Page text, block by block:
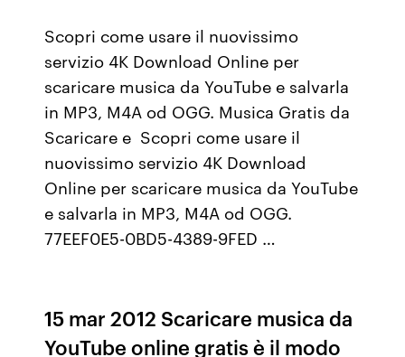
Scopri come usare il nuovissimo
servizio 4K Download Online per
scaricare musica da YouTube e salvarla
in MP3, M4A od OGG. Musica Gratis da
Scaricare e Scopri come usare il
nuovissimo servizio 4K Download
Online per scaricare musica da YouTube
e salvarla in MP3, M4A od OGG.
77EEF0E5-0BD5-4389-9FED …
15 mar 2012 Scaricare musica da
YouTube online gratis è il modo